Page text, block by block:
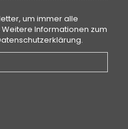
um immer alle
Informationen zum
.